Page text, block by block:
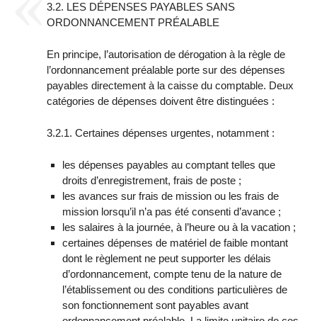
3.2. LES DÉPENSES PAYABLES SANS
ORDONNANCEMENT PRÉALABLE
En principe, l’autorisation de dérogation à la règle de
l’ordonnancement préalable porte sur des dépenses
payables directement à la caisse du comptable. Deux
catégories de dépenses doivent être distinguées :
3.2.1. Certaines dépenses urgentes, notamment :
les dépenses payables au comptant telles que
droits d’enregistrement, frais de poste ;
les avances sur frais de mission ou les frais de
mission lorsqu’il n’a pas été consenti d’avance ;
les salaires à la journée, à l’heure ou à la vacation ;
certaines dépenses de matériel de faible montant
dont le règlement ne peut supporter les délais
d’ordonnancement, compte tenu de la nature de
l’établissement ou des conditions particulières de
son fonctionnement sont payables avant